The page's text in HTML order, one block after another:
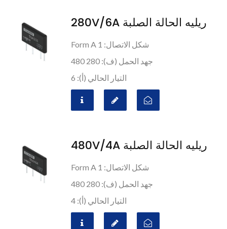
ريليه الحالة الصلبة 280V/6A
شكل الاتصال: 1 Form A
جهد الحمل (ف): 280 480
التيار الحالي (أ): 6
ريليه الحالة الصلبة 480V/4A
شكل الاتصال: 1 Form A
جهد الحمل (ف): 280 480
التيار الحالي (أ): 4